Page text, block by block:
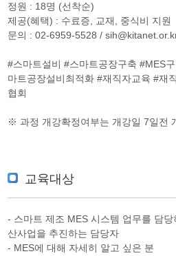
정원 : 18명 (선착순)
제공(혜택) : 수료증, 교재, 중식비 지원
문의 : 02-6959-5528 /
#스마트설비 #스마트공장구축 #MES
마트공장설비최적화 #재직자교육 #재
협회
※ 과정 개강확정여부는 개강일 7일전
교육대상
- 스마트 제조 MES 시스템 업무를 담
산사업을 추진하는 담당자
- MES에 대해 자세히 알고 싶은 분